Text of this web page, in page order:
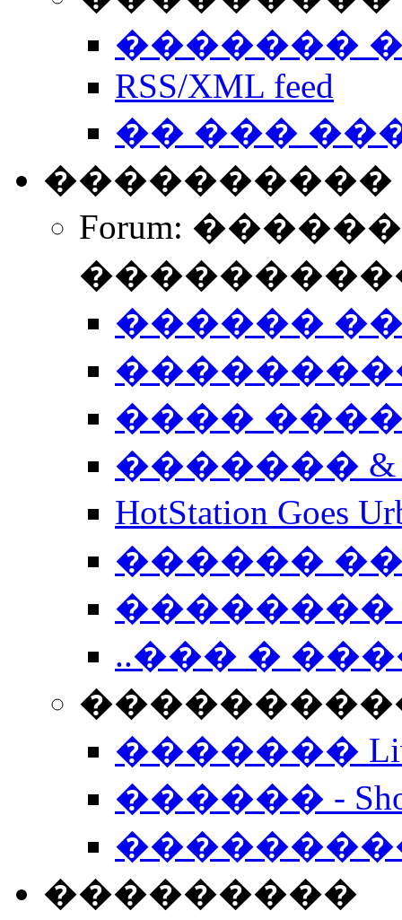
�������
RSS/XML feed
�� ���
����������
Forum:
������
����
�������
HotStation
������
��������
..��� �
����������
�������
������ -
���������